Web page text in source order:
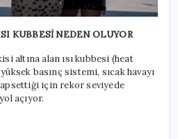
KUBBESİ NEDEN OLUYOR
altına alan ısı kubbesi (heat
basınç sistemi, sıcak havayı
için rekor seviyede
açıyor.